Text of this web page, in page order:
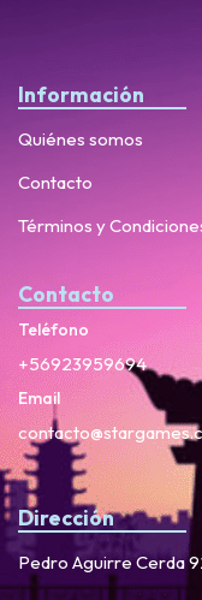
Información
Quiénes somos
Contacto
Términos y
Contacto
Teléfono
+56923959694
Email
Dirección
Pedro Aguirre Cerda